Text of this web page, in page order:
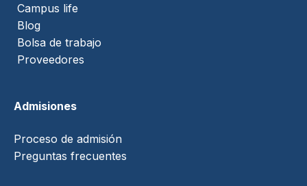
Campus life
Blog
Bolsa de trabajo
Proveedores
Admisiones
Proceso de admisión
Preguntas frecuentes